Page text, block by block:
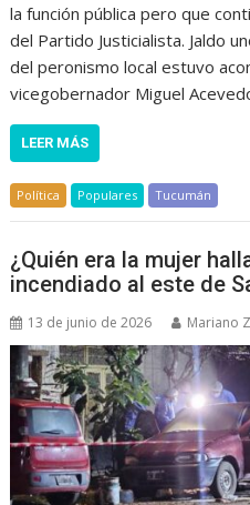
la función pública pero que
del Partido Justicialista. Jaldo
del peronismo local estuvo
vicegobernador Miguel
LEER MÁS
Política Populares Tucumán
¿Quién era la mujer
incendiado al este de
13 de junio de 2026 Mariano Z